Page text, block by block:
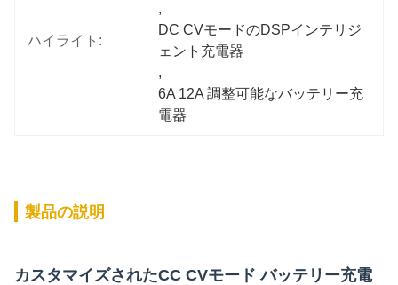
ハイライト:
,
DC CVモードのDSPインテリジ
ェント充電器
,
6A 12A 調整可能なバッテリー充
電器
製品の説明
カスタマイズされたCC CVモード バッテリー充電